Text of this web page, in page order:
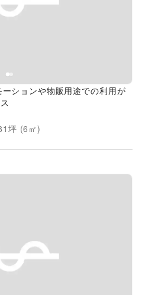
ーションや物販用途での利用が
坪 (6 ㎡)